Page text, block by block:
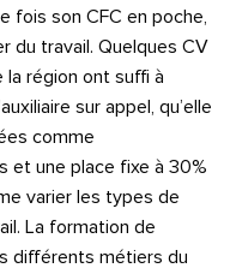
fois son CFC en poche,
du travail. Quelques CV
région ont suffi à
sur appel, qu’elle
comme
et une place fixe à 30%
varier les types de
La formation de
différents métiers du